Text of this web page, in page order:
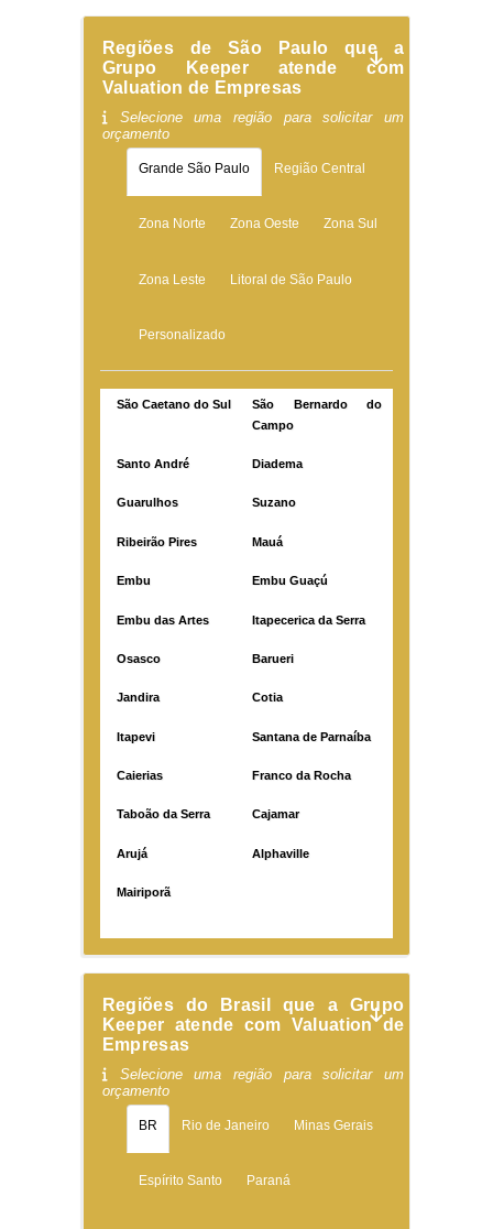
Regiões de São Paulo que a
Grupo Keeper atende com
Valuation de Empresas
Selecione uma região para solicitar um
orçamento
Grande São Paulo Região Central
Zona Norte Zona Oeste Zona Sul
Zona Leste Litoral de São Paulo
Personalizado
São Caetano do Sul
São Bernardo do
Campo
Santo André Diadema
Guarulhos Suzano
Ribeirão Pires Mauá
Embu Embu Guaçú
Embu das Artes Itapecerica da Serra
Osasco Barueri
Jandira Cotia
Itapevi Santana de Parnaíba
Caierias Franco da Rocha
Taboão da Serra Cajamar
Arujá Alphaville
Mairiporã
Regiões do Brasil que a Grupo
Keeper atende com Valuation de
Empresas
Selecione uma região para solicitar um
orçamento
BR Rio de Janeiro Minas Gerais
Espírito Santo Paraná